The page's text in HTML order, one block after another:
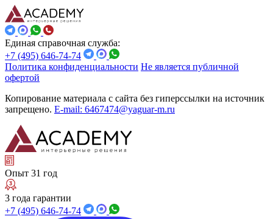
Единая справочная служба:
+7 (495) 646-74-74
Политика конфиденциальности Не является публичной
офертой
Копирование материала с сайта без гиперссылки на источник
запрещено. E-mail: 6467474@yaguar-m.ru
Опыт 31 год
3 года гарантии
+7 (495) 646-74-74